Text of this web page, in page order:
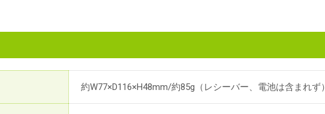
約W77×D116×H48mm/約85g（レシーバー、電池は含まれず）